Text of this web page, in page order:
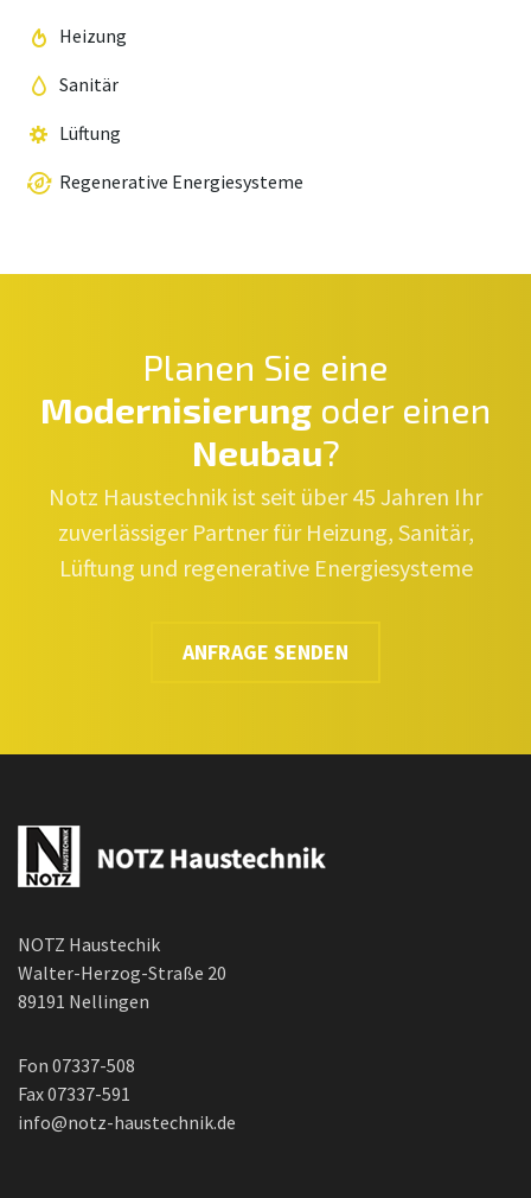
Heizung
Sanitär
Lüftung
Regenerative Energiesysteme
Planen Sie eine
Modernisierung oder einen
Neubau?
Notz Haustechnik ist seit über 45 Jahren Ihr
zuverlässiger Partner für Heizung, Sanitär,
Lüftung und regenerative Energiesysteme
ANFRAGE SENDEN
NOTZ Haustechik
Walter-Herzog-Straße 20
89191 Nellingen
Fon 07337-508
Fax 07337-591
info@notz-haustechnik.de